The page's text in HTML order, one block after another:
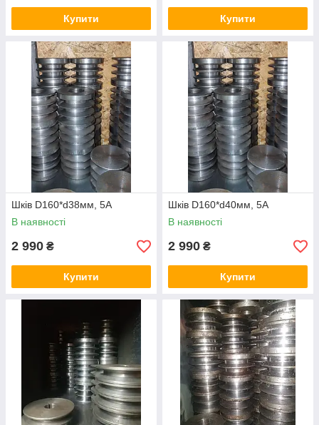
Купити Купити
Шків D160*d38мм, 5А
В наявності
2 990 ₴
Купити
Шків D160*d40мм, 5А
В наявності
2 990 ₴
Купити